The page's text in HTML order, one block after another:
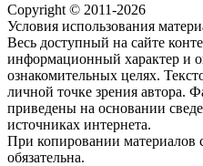
Copyright © 2011-2026
Условия использования
Весь доступный на сайте
информационный характер и
ознакомительных целях.
личной точке зрения автора.
приведены на основании
источниках интернета.
При копировании материалов
обязательна.